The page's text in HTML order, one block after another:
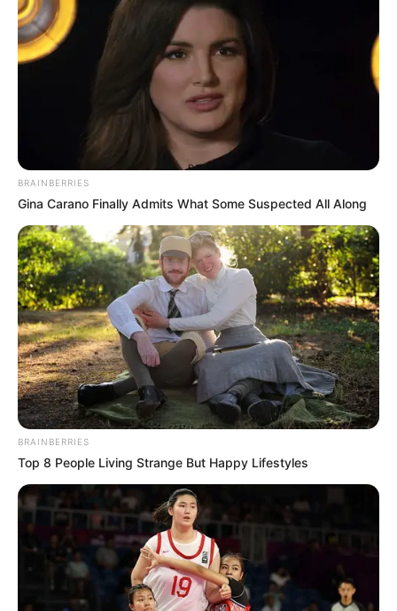
Helga Lovekaty
BRAINBERRIES
Gina Carano Finally Admits What Some Suspected All Along
BRAINBERRIES
Top 8 People Living Strange But Happy Lifestyles